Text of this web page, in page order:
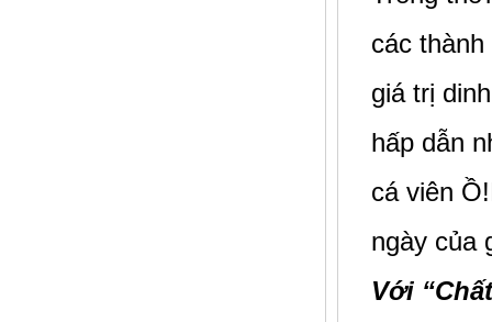
các
giá trị
hấp dẫn
cá viên
ngày của
Với